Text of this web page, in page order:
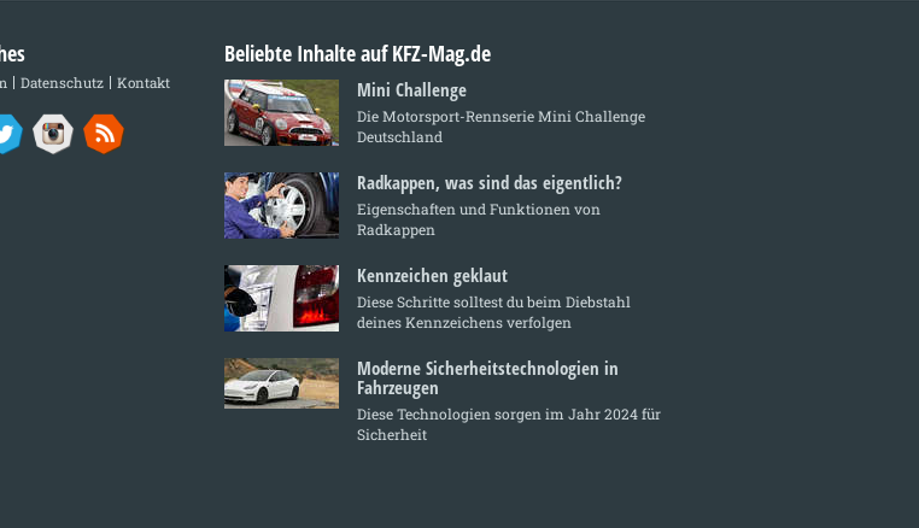
Datenschutz Kontakt
Beliebte Inhalte auf KFZ-Mag.de
Mini Challenge
Die Motorsport-Rennserie Mini Challenge
Deutschland
Radkappen, was sind das eigentlich?
Eigenschaften und Funktionen von
Radkappen
Kennzeichen geklaut
Diese Schritte solltest du beim Diebstahl
deines Kennzeichens verfolgen
Moderne Sicherheitstechnologien in
Fahrzeugen
Diese Technologien sorgen im Jahr 2024 für
Sicherheit